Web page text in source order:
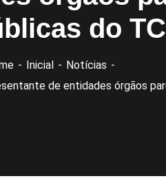
do
Inicial
Notícias
de entidades órgãos